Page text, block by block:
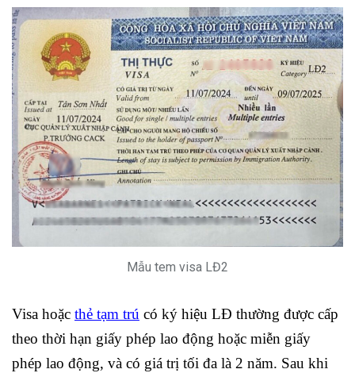
Mẫu tem visa LĐ2
Visa hoặc thẻ tạm trú có ký hiệu LĐ thường được cấp
theo thời hạn giấy phép lao động hoặc miễn giấy
phép lao động, và có giá trị tối đa là 2 năm. Sau khi